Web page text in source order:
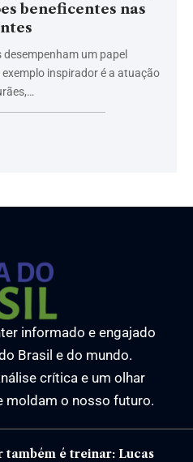
beneficentes nas
um papel
inspirador é a atuação
informado e engajado
Brasil e do mundo.
crítica e um olhar
moldam o nosso futuro.
também é treinar: Lucas